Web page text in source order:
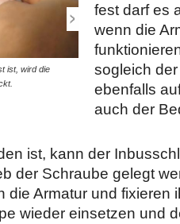
ist, wird die
© diybook | Jetzt kommt
der Inbus-Schlüssel
in deren Profil…
fest darf es
wenn die
sogleich
ebenfalls
auch der
ist, kann der
der Schraube gelegt
die Armatur und fixieren
wieder einsetzen und